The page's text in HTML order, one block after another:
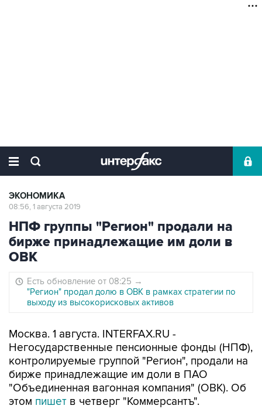
ЭКОНОМИКА
08:56, 1 августа 2019
НПФ группы "Регион" продали на
бирже принадлежащие им доли в
ОВК
Есть обновление от 08:25 →
"Регион" продал долю в ОВК в рамках стратегии по
выходу из высокорисковых активов
Москва. 1 августа. INTERFAX.RU -
Негосударственные пенсионные фонды (НПФ),
контролируемые группой "Регион", продали на
бирже принадлежащие им доли в ПАО
"Объединенная вагонная компания" (ОВК). Об
этом пишет в четверг "Коммерсантъ".